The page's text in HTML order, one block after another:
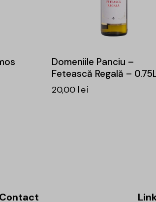
Domeniile Panciu –
Fetească Regală –
20,00 lei
Contact